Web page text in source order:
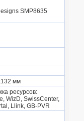
SMP8635
мм
ресурсов:
WizD, SwissCenter,
Llink, GB-PVR